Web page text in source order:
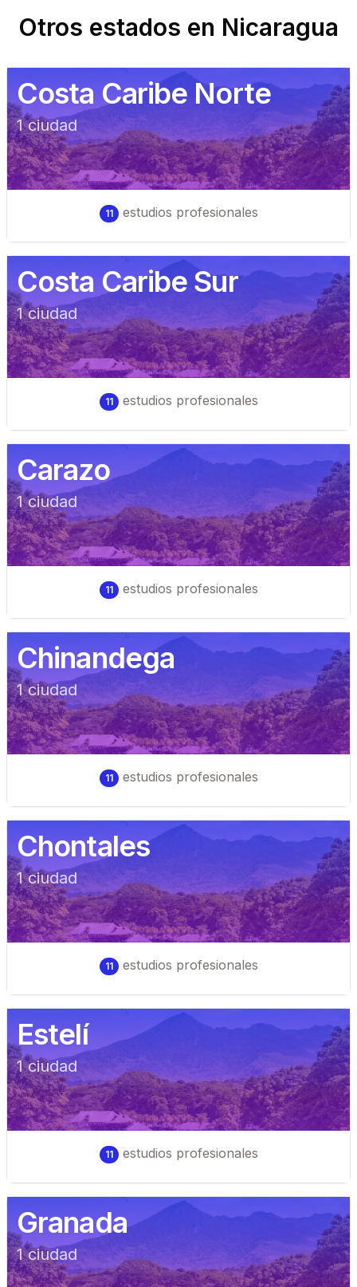
Otros estados en Nicaragua
Costa Caribe Norte
1ciudad
11 estudios profesionales
Costa Caribe Sur
1ciudad
11 estudios profesionales
Carazo
1ciudad
11 estudios profesionales
Chinandega
1ciudad
11 estudios profesionales
Chontales
1ciudad
11 estudios profesionales
Estelí
1ciudad
11 estudios profesionales
Granada
1ciudad